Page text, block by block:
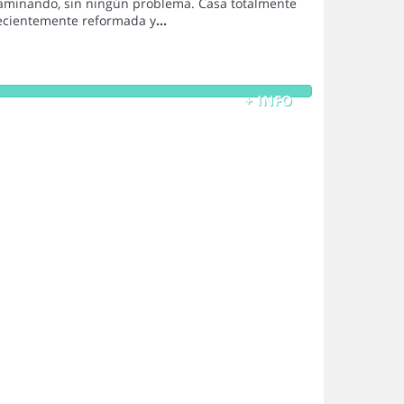
sin ningún problema. Casa totalmente
reformada y...
+ INFO